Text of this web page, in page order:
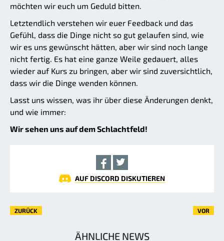
möchten wir euch um Geduld bitten.
Letztendlich verstehen wir euer Feedback und das
Gefühl, dass die Dinge nicht so gut gelaufen sind, wie
wir es uns gewünscht hätten, aber wir sind noch lange
nicht fertig. Es hat eine ganze Weile gedauert, alles
wieder auf Kurs zu bringen, aber wir sind zuversichtlich,
dass wir die Dinge wenden können.
Lasst uns wissen, was ihr über diese Änderungen denkt,
und wie immer:
Wir sehen uns auf dem Schlachtfeld!
AUF DISCORD DISKUTIEREN
ZURÜCK VOR
ÄHNLICHE NEWS